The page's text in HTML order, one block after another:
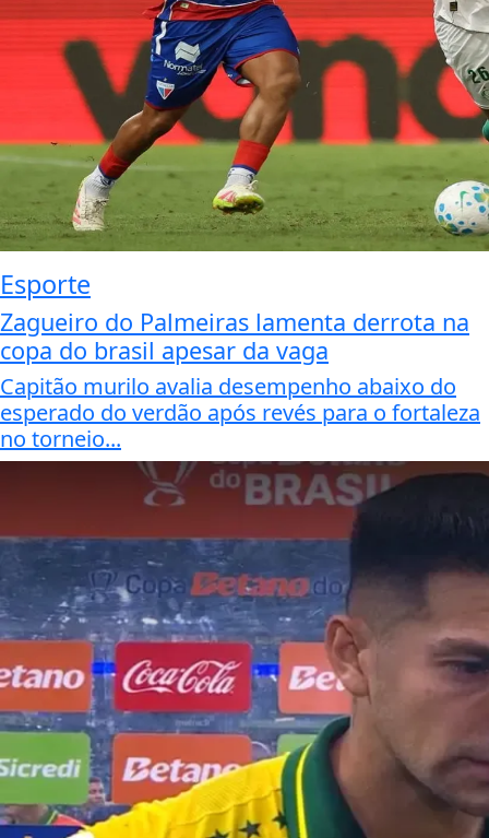
Esporte
Zagueiro do Palmeiras lamenta derrota na
copa do brasil apesar da vaga
Capitão murilo avalia desempenho abaixo do
esperado do verdão após revés para o fortaleza
no torneio...